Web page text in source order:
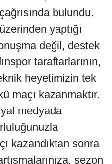
bulundu.
yaptığı
değil, destek
taraftarlarının,
heyetimizin tek
maçı kazanmaktır.
medyada
kazandıktan sonra
sezon